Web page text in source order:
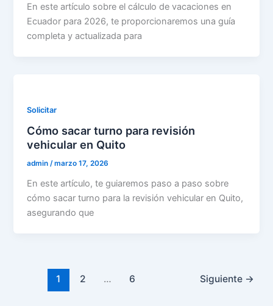
En este artículo sobre el cálculo de vacaciones en
Ecuador para 2026, te proporcionaremos una guía
completa y actualizada para
Solicitar
Cómo sacar turno para revisión
vehicular en Quito
admin/marzo 17, 2026
En este artículo, te guiaremos paso a paso sobre
cómo sacar turno para la revisión vehicular en Quito,
asegurando que
1 2 … 6 Siguiente →